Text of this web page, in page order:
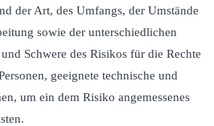
der Art, des Umfangs, der Umstände
sowie der unterschiedlichen
Schwere des Risikos für die Rechte
geeignete technische und
um ein dem Risiko angemessenes